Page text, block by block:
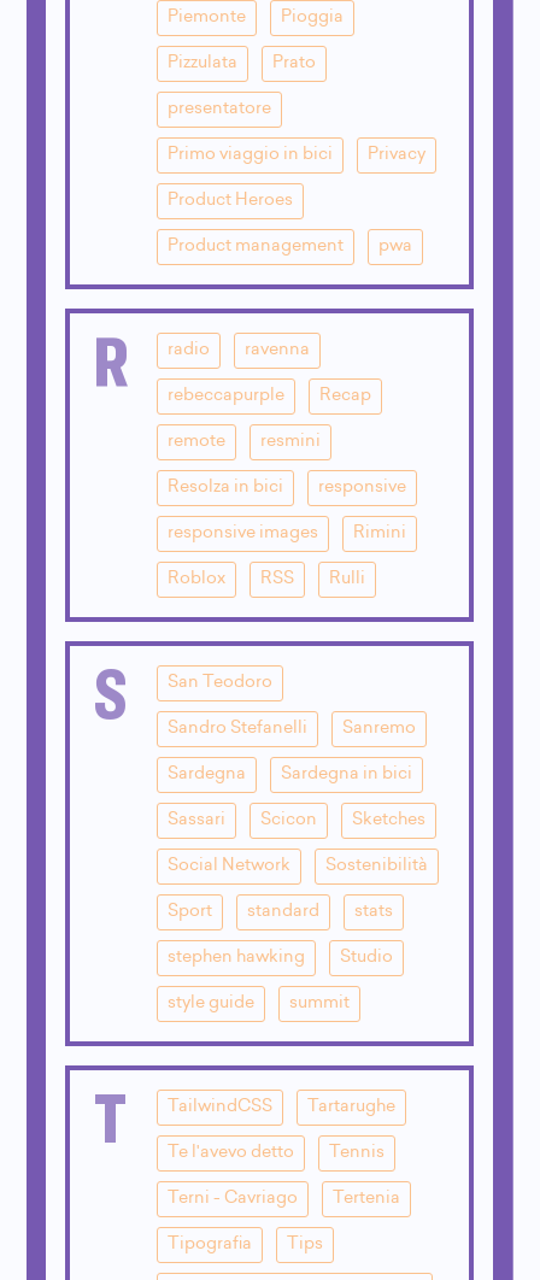
Piemonte Pioggia
Pizzulata Prato
presentatore
Primo viaggio in bici Privacy
Product Heroes
Product management pwa
R radio ravenna
rebeccapurple Recap
remote resmini
Resolza in bici responsive
responsive images Rimini
Roblox RSS Rulli
S San Teodoro
Sandro Stefanelli Sanremo
Sardegna Sardegna in bici
Sassari Scicon Sketches
Social Network Sostenibilità
Sport standard stats
stephen hawking Studio
style guide summit
T TailwindCSS Tartarughe
Te l'avevo detto Tennis
Terni - Cavriago Tertenia
Tipografia Tips